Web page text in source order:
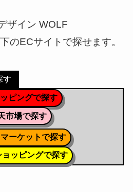
ザイン WOLF
のECサイトで探せます。
す
ピングで探す
市場で探す
ーケットで探す
ッピングで探す